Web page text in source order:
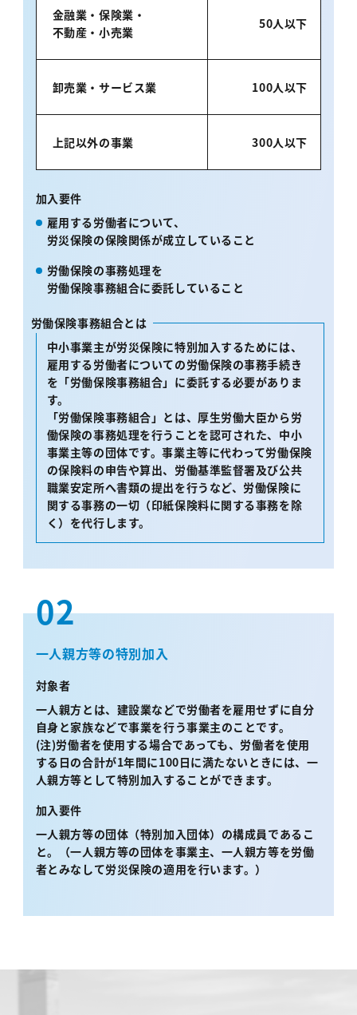
金融業・保険業・
不動産・小売業
50人以下
卸売業・サービス業 100人以下
上記以外の事業 300人以下
加入要件
雇用する労働者について、
労災保険の保険関係が成立していること
労働保険の事務処理を
労働保険事務組合に委託していること
労働保険事務組合とは
中小事業主が労災保険に特別加入するためには、
雇用する労働者についての労働保険の事務手続き
を「労働保険事務組合」に委託する必要がありま
す。
「労働保険事務組合」とは、厚生労働大臣から労
働保険の事務処理を行うことを認可された、中小
事業主等の団体です。事業主等に代わって労働保険
の保険料の申告や算出、労働基準監督署及び公共
職業安定所へ書類の提出を行うなど、労働保険に
関する事務の一切（印紙保険料に関する事務を除
く）を代行します。
02
一人親方等の特別加入
対象者
一人親方とは、建設業などで労働者を雇用せずに自分
自身と家族などで事業を行う事業主のことです。
(注)労働者を使用する場合であっても、労働者を使用
する日の合計が1年間に100日に満たないときには、一
人親方等として特別加入することができます。
加入要件
一人親方等の団体（特別加入団体）の構成員であるこ
と。
（一人親方等の団体を事業主、一人親方等を労働
者とみなして労災保険の適用を行います。）